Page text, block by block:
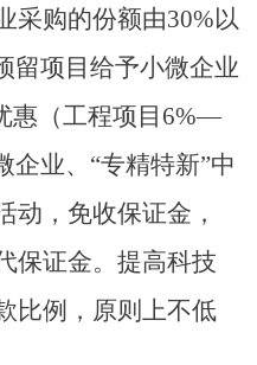
采购的份额由30%以
留项目给予小微企业
惠（工程项目 6%—
业、 “专精特新”中
动，免收保证金，
保证金。提高科技
比例，原则上不低